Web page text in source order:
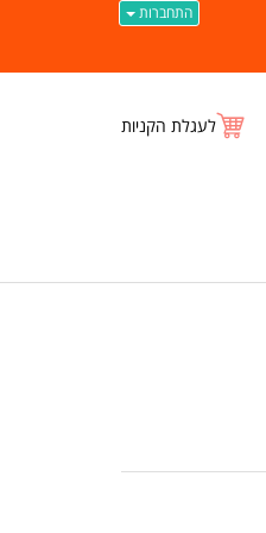
התחברות
לעגלת הקניות